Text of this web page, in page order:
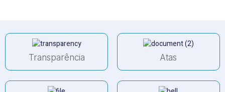
Transparência Atas